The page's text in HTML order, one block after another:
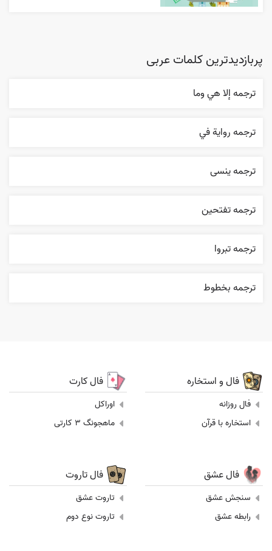
پربازدیدترین کلمات عربی
ترجمه إلا هي وما
ترجمه روایة في
ترجمه ینسی
ترجمه تفتحين
ترجمه تبروا
ترجمه بخطوط
فال و استخاره
فال روزانه
استخاره با قرآن
فال کارت
اوراکل
ماهجونگ 3 کارتی
فال عشق
سنجش عشق
رابطه عشق
فال تاروت
تاروت عشق
تاروت نوع دوم